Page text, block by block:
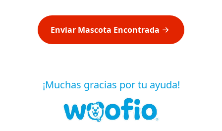
Enviar Mascota Encontrada
¡Muchas gracias por tu ayuda!